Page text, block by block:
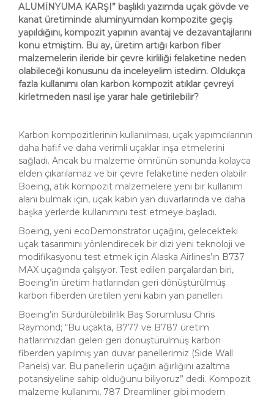
ALUMİNYUMA KARŞI” başlıklı yazımda uçak gövde ve
kanat üretiminde aluminyumdan kompozite geçiş
yapıldığını, kompozit yapının avantaj ve dezavantajlarını
konu etmiştim. Bu ay, üretim artığı karbon fiber
malzemelerin ileride bir çevre kirliliği felaketine neden
olabileceği konusunu da inceleyelim istedim. Oldukça
fazla kullanımı olan karbon kompozit atıklar çevreyi
kirletmeden nasıl işe yarar hale getirilebilir?
Karbon kompozitlerinin kullanılması, uçak yapımcılarının
daha hafif ve daha verimli uçaklar inşa etmelerini
sağladı. Ancak bu malzeme ömrünün sonunda kolayca
elden çıkarılamaz ve bir çevre felaketine neden olabilir.
Boeing, atık kompozit malzemelere yeni bir kullanım
alanı bulmak için, uçak kabin yan duvarlarında ve daha
başka yerlerde kullanımını test etmeye başladı.
Boeing, yeni ecoDemonstrator uçağını, gelecekteki
uçak tasarımını yönlendirecek bir dizi yeni teknoloji ve
modifikasyonu test etmek için Alaska Airlines’ın B737
MAX uçağında çalışıyor. Test edilen parçalardan biri,
Boeing’in üretim hatlarından geri dönüştürülmüş
karbon fiberden üretilen yeni kabin yan panelleri.
Boeing’in Sürdürülebilirlik Baş Sorumlusu Chris
Raymond; “Bu uçakta, B777 ve B787 üretim
hatlarımızdan gelen geri dönüştürülmüş karbon
fiberden yapılmış yan duvar panellerimiz (Side Wall
Panels) var. Bu panellerin uçağın ağırlığını azaltma
potansiyeline sahip olduğunu biliyoruz” dedi. Kompozit
malzeme kullanımı, 787 Dreamliner gibi modern